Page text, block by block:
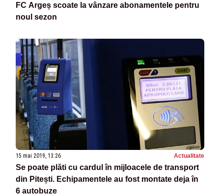
FC Argeș scoate la vânzare abonamentele pentru
noul sezon
15 mai 2019, 13:26 Actualitate
Se poate plăti cu cardul în mijloacele de transport
din Pitești. Echipamentele au fost montate deja în
6 autobuze